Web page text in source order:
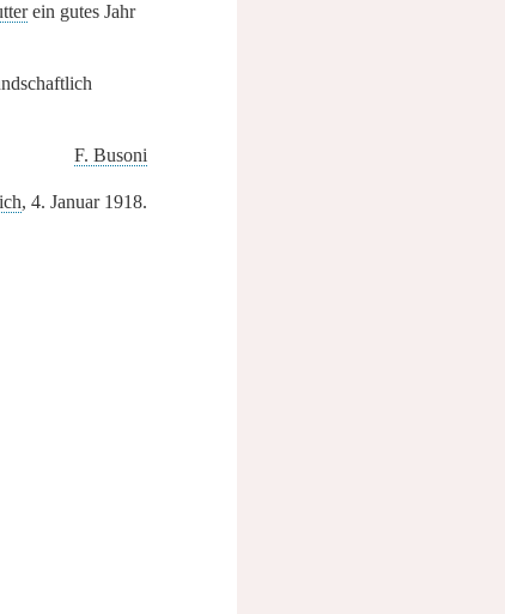
ein gutes Jahr
F. Busoni
, 4. Januar 1918.